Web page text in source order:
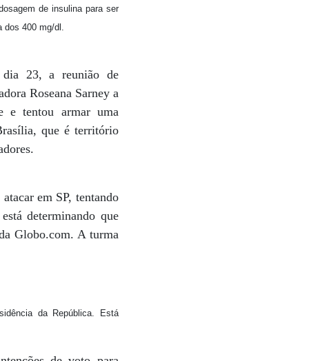
de insulina para ser
dos 400 mg/dl.
dia 23, a reunião de
Roseana Sarney a
e tentou armar uma
que é território
em SP, tentando
determinando que
Globo.com. A turma
da República. Está